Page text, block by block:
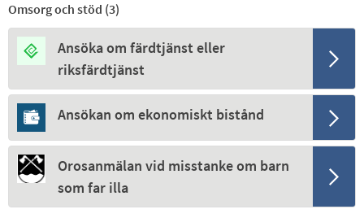
Omsorg och stöd (3)
Ansöka om färdtjänst eller
riksfärdtjänst
Ansökan om ekonomiskt bistånd
Orosanmälan vid misstanke om barn
som far illa